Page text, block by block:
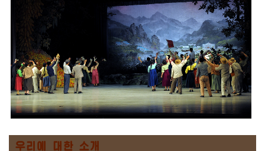
우리에 대한 소개